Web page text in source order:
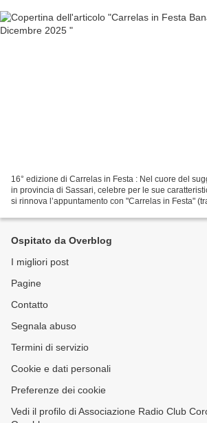
16° edizione di Carrelas in Festa : Nel cuore del
in provincia di Sassari, celebre per le sue
si rinnova l’appuntamento con "Carrelas in Festa"
Ospitato da Overblog
I migliori post
Pagine
Contatto
Segnala abuso
Termini di servizio
Cookie e dati personali
Preferenze dei cookie
Vedi il profilo di Associazione Radio Club